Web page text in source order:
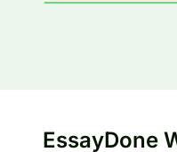
EssayDone